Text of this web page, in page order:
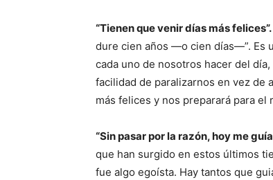
“Tienen que venir días más felices”.
dure cien años —o cien días—”. Es
cada uno de nosotros hacer del
facilidad de paralizarnos en vez de
más felices y nos preparará para el
“Sin pasar por la razón, hoy me
que han surgido en estos últimos
fue algo egoísta. Hay tantos que